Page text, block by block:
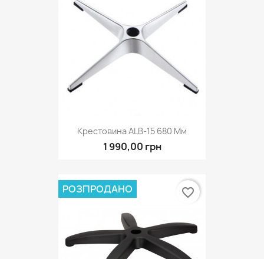
Крестовина ALB-15 680 Мм
1 990,00 грн
РОЗПРОДАНО favorite_border